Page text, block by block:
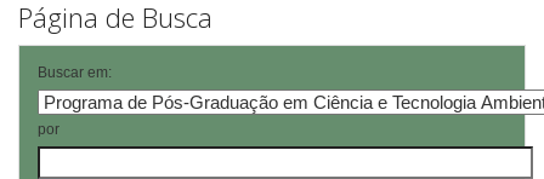
Página de Busca
Buscar em:
por